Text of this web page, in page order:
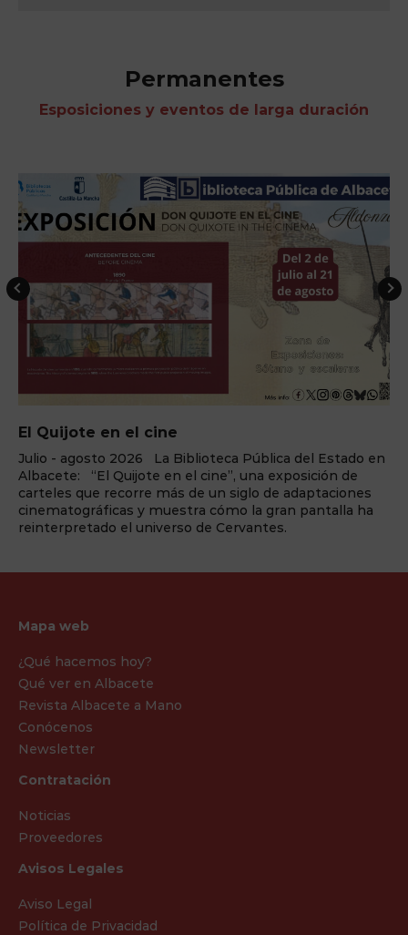
Permanentes
Esposiciones y eventos de larga duración
El Quijote en el cine
Julio - agosto 2026 La Biblioteca Pública del Estado en
Albacete: “El Quijote en el cine”, una exposición de
carteles que recorre más de un siglo de adaptaciones
cinematográficas y muestra cómo la gran pantalla ha
reinterpretado el universo de Cervantes.
Mapa web
¿Qué hacemos hoy?
Qué ver en Albacete
Revista Albacete a Mano
Conócenos
Newsletter
Contratación
Noticias
Proveedores
Avisos Legales
Aviso Legal
Política de Privacidad